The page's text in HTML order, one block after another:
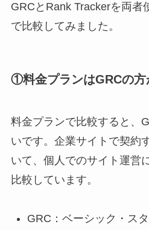
GRCとRank Trackerを両者
で比較してみました。
①料金プランはGRCの方
料金プランで比較すると、
いです。企業サイトで契約
いて、個人でのサイト運営
比較しています。
GRC：ベーシック・ス